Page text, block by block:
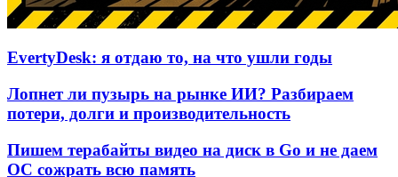
EvertyDesk: я отдаю то, на что ушли годы
Лопнет ли пузырь на рынке ИИ? Разбираем
потери, долги и производительность
Пишем терабайты видео на диск в Go и не даем
ОС сожрать всю память